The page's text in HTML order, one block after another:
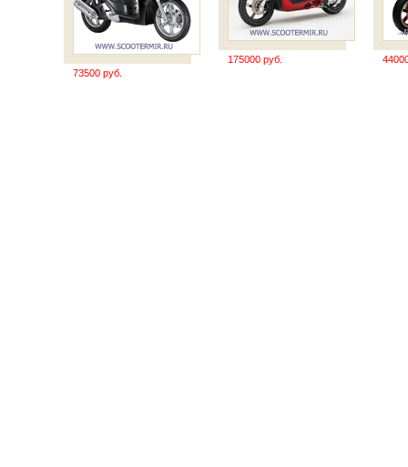
73500 руб.
175000 руб.